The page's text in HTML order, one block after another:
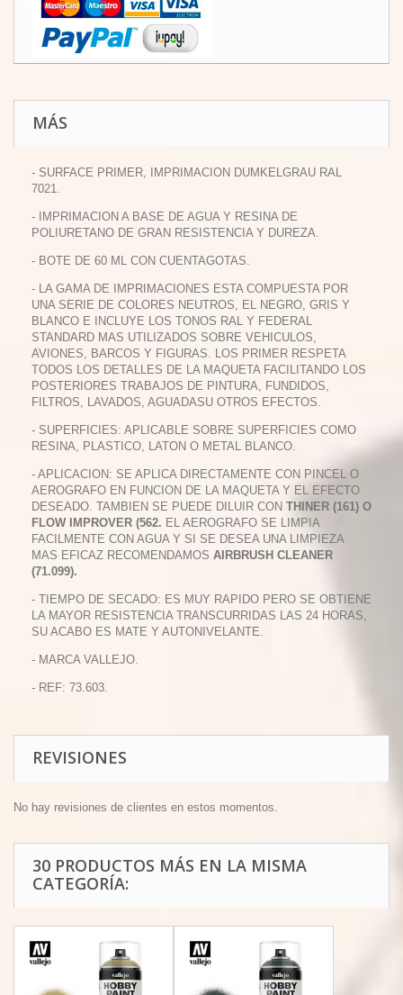
MÁS
- SURFACE PRIMER, IMPRIMACION DUMKELGRAU RAL
7021.
- IMPRIMACION A BASE DE AGUA Y RESINA DE
POLIURETANO DE GRAN RESISTENCIA Y DUREZA.
- BOTE DE 60 ML CON CUENTAGOTAS.
- LA GAMA DE IMPRIMACIONES ESTA COMPUESTA POR
UNA SERIE DE COLORES NEUTROS, EL NEGRO, GRIS Y
BLANCO E INCLUYE LOS TONOS RAL Y FEDERAL
STANDARD MAS UTILIZADOS SOBRE VEHICULOS,
AVIONES, BARCOS Y FIGURAS. LOS PRIMER RESPETA
TODOS LOS DETALLES DE LA MAQUETA FACILITANDO LOS
POSTERIORES TRABAJOS DE PINTURA, FUNDIDOS,
FILTROS, LAVADOS, AGUADASU OTROS EFECTOS.
- SUPERFICIES: APLICABLE SOBRE SUPERFICIES COMO
RESINA, PLASTICO, LATON O METAL BLANCO.
- APLICACION: SE APLICA DIRECTAMENTE CON PINCEL O
AEROGRAFO EN FUNCION DE LA MAQUETA Y EL EFECTO
DESEADO. TAMBIEN SE PUEDE DILUIR CON THINER (161) O
FLOW IMPROVER (562. EL AEROGRAFO SE LIMPIA
FACILMENTE CON AGUA Y SI SE DESEA UNA LIMPIEZA
MAS EFICAZ RECOMENDAMOS AIRBRUSH CLEANER
(71.099).
- TIEMPO DE SECADO: ES MUY RAPIDO PERO SE OBTIENE
LA MAYOR RESISTENCIA TRANSCURRIDAS LAS 24 HORAS,
SU ACABO ES MATE Y AUTONIVELANTE.
- MARCA VALLEJO.
- REF: 73.603.
REVISIONES
No hay revisiones de clientes en estos momentos.
30 PRODUCTOS MÁS EN LA MISMA
CATEGORÍA: